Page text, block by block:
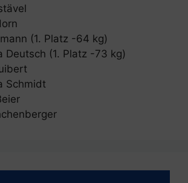
(1. Platz -64 kg)
Deutsch (1. Platz -73 kg)
Schmidt